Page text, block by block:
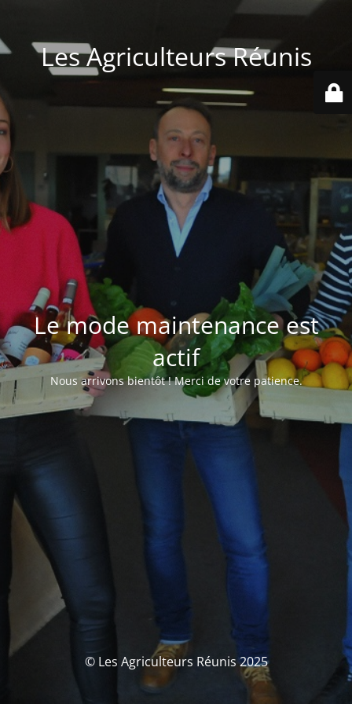
Les Agriculteurs Réunis
Le mode maintenance est
actif
Nous arrivons bientôt ! Merci de votre patience.
© Les Agriculteurs Réunis 2025